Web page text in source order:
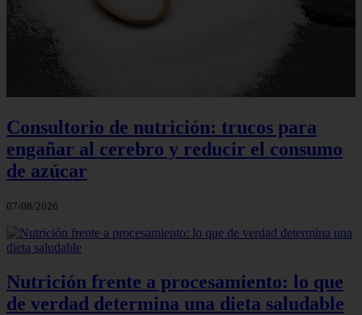
Consultorio de nutrición: trucos para
engañar al cerebro y reducir el consumo
de azúcar
07/08/2026
Nutrición frente a procesamiento: lo que
de verdad determina una dieta saludable